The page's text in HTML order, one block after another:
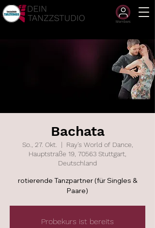
Members
Bachata
So., 27. Okt.
  |
Ray's World of Dance,
Hauptstraße 19, 70563 Stuttgart,
Deutschland
rotierende Tanzpartner (für Singles &
Paare)
Probekurs ist bereits